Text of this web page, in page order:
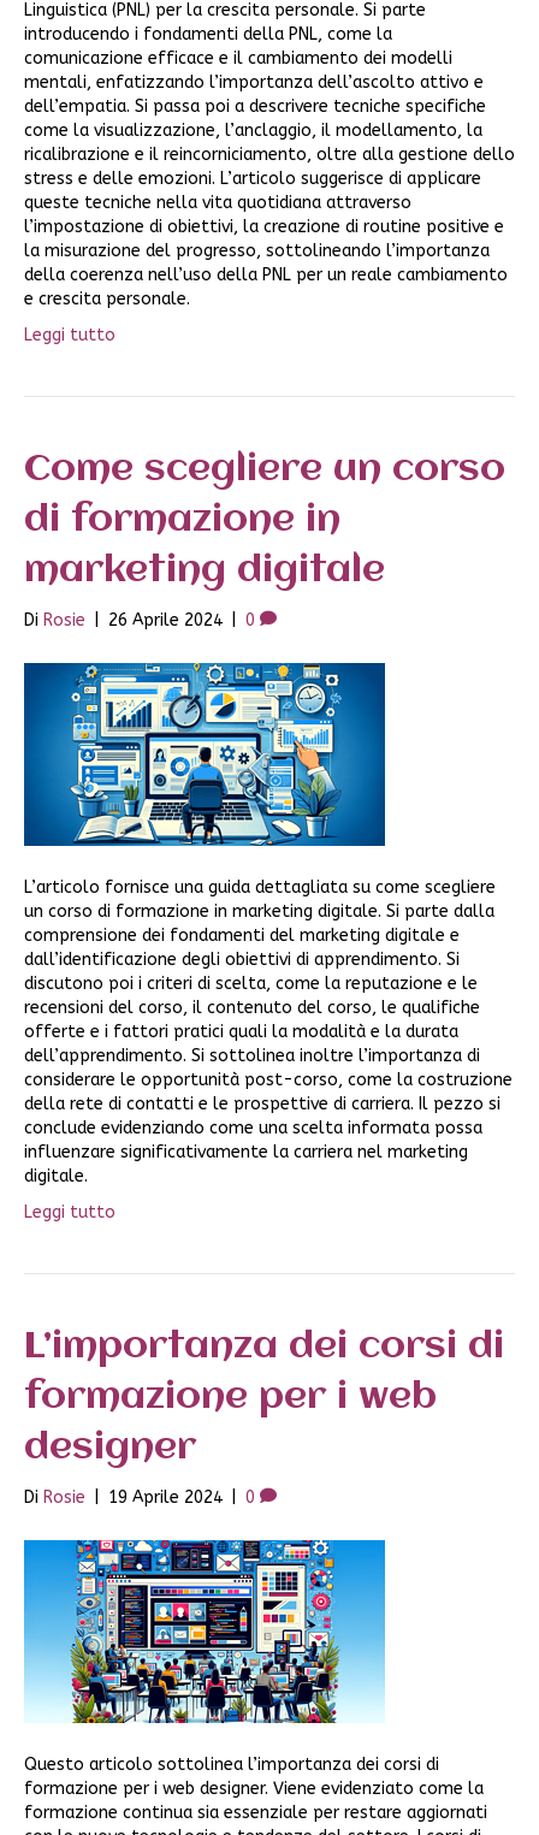
Linguistica (PNL) per la crescita personale. Si parte
introducendo i fondamenti della PNL, come la
comunicazione efficace e il cambiamento dei modelli
mentali, enfatizzando l’importanza dell’ascolto attivo e
dell’empatia. Si passa poi a descrivere tecniche specifiche
come la visualizzazione, l’anclaggio, il modellamento, la
ricalibrazione e il reincorniciamento, oltre alla gestione dello
stress e delle emozioni. L’articolo suggerisce di applicare
queste tecniche nella vita quotidiana attraverso
l’impostazione di obiettivi, la creazione di routine positive e
la misurazione del progresso, sottolineando l’importanza
della coerenza nell’uso della PNL per un reale cambiamento
e crescita personale.
Leggi tutto
Come scegliere un corso
di formazione in
marketing digitale
Di Rosie 26 Aprile 2024 0
L’articolo fornisce una guida dettagliata su come scegliere
un corso di formazione in marketing digitale. Si parte dalla
comprensione dei fondamenti del marketing digitale e
dall’identificazione degli obiettivi di apprendimento. Si
discutono poi i criteri di scelta, come la reputazione e le
recensioni del corso, il contenuto del corso, le qualifiche
offerte e i fattori pratici quali la modalità e la durata
dell’apprendimento. Si sottolinea inoltre l’importanza di
considerare le opportunità post-corso, come la costruzione
della rete di contatti e le prospettive di carriera. Il pezzo si
conclude evidenziando come una scelta informata possa
influenzare significativamente la carriera nel marketing
digitale.
Leggi tutto
L’importanza dei corsi di
formazione per i web
designer
Di Rosie 19 Aprile 2024 0
Questo articolo sottolinea l’importanza dei corsi di
formazione per i web designer. Viene evidenziato come la
formazione continua sia essenziale per restare aggiornati